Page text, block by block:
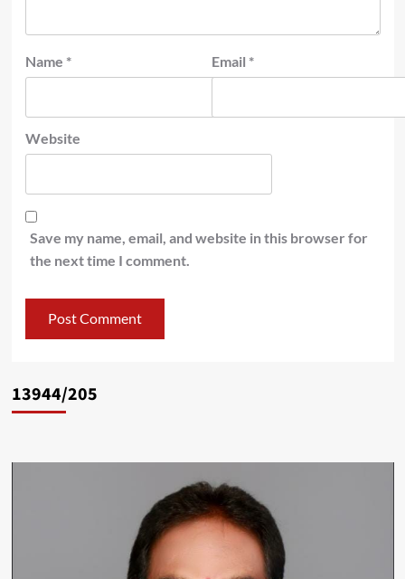
Name * Email *
Website
Save my name, email, and website in this browser for
the next time I comment.
13944/205